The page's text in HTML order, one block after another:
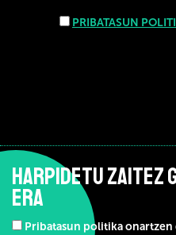
PRIBATASUN
HARPIDETU ZAITEZ
ERA
Pribatasun politika